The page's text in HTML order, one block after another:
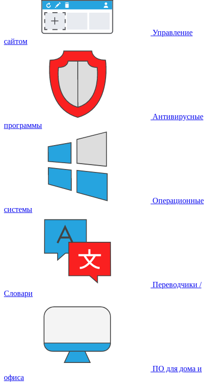
Управление
сайтом
Антивирусные
программы
Операционные
системы
Переводчики /
Словари
ПО для дома и
офиса